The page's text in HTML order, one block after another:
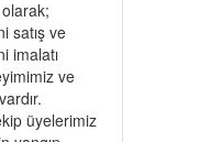
olarak;
satış ve
imalatı
ve
üyelerimiz